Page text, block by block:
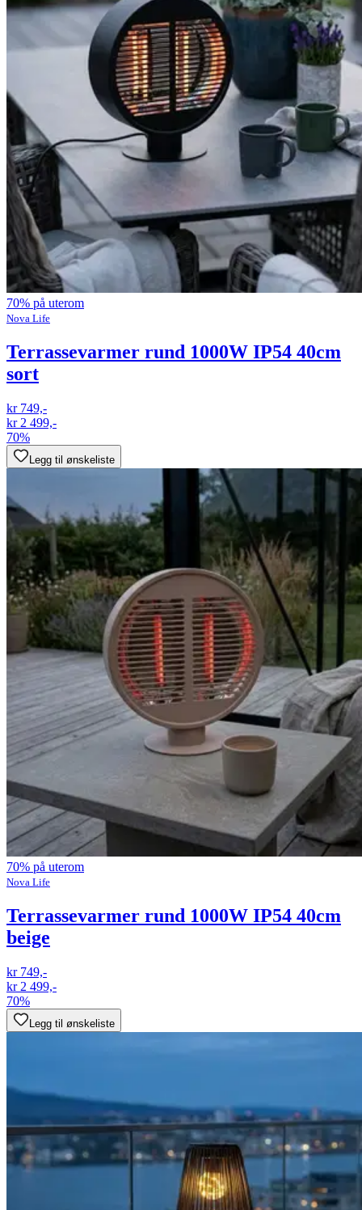
70% på uterom
Nova Life
Terrassevarmer rund 1000W IP54 40cm
sort
kr 749,-
kr 2 499,-
70%
Legg til ønskeliste
70% på uterom
Nova Life
Terrassevarmer rund 1000W IP54 40cm
beige
kr 749,-
kr 2 499,-
70%
Legg til ønskeliste